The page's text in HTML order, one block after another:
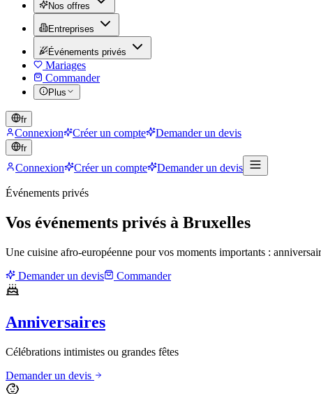
Nos offres
Entreprises
Événements privés
Mariages
Commander
Plus
fr
Connexion Créer un compte Demander un devis
fr
Connexion Créer un compte Demander un devis
Événements privés
Vos événements privés à Bruxelles
Une cuisine afro-européenne pour vos moments importants :
Demander un devis
Commander
Anniversaires
Célébrations intimistes ou grandes fêtes
Demander un devis